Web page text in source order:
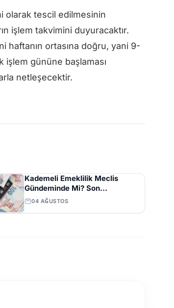
olarak tescil edilmesinin
işlem takvimini duyuracaktır.
haftanın ortasına doğru, yani 9-
işlem gününe başlaması
netleşecektir.
Kademeli Emeklilik Meclis
Gündeminde Mi? Son
Açıklamalar ve Beklentiler
04 AĞUSTOS